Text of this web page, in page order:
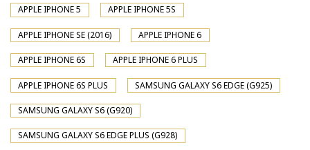
APPLE IPHONE 5 APPLE IPHONE 5S
APPLE IPHONE SE (2016) APPLE IPHONE 6
APPLE IPHONE 6S APPLE IPHONE 6 PLUS
APPLE IPHONE 6S PLUS SAMSUNG GALAXY S6 EDGE (G925)
SAMSUNG GALAXY S6 (G920)
SAMSUNG GALAXY S6 EDGE PLUS (G928)